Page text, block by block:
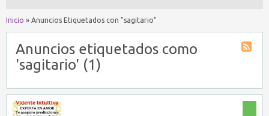
Inicio » Anuncios Etiquetados con "sagitario"
Anuncios etiquetados como
'sagitario' (1)